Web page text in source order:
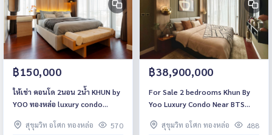
฿150,000
ให้เช่า คอนโด 2นอน 2น้ำ KHUN by
YOO ทองหล่อ luxury condo
BTS ทองหล่อ เอ็มควอเทียร์
สุขุมวิท อโศก ทองหล่อ 570
฿38,900,000
For Sale 2 bedrooms Khun By
Yoo Luxury Condo Near BTS
to move in
สุขุมวิท อโศก ทองหล่อ 488